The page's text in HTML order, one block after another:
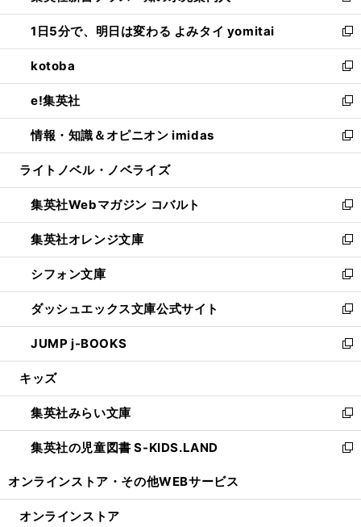
ウ
で
開
く
ン
ド
ウ
で
開
く
ウ
ィ
ン
ド
ウ
で
開
く
し
い
ウ
ィ
ン
ド
ウ
で
開
1日5分で、明日は変わる よみタイ yomitai
新
し
い
ウ
ィ
ン
ド
ウ
開
く
kotoba
新
し
い
ウ
ィ
ン
ウ
で
開
く
e!集英社
新
し
い
ウ
ン
ド
ウ
で
開
く
情報・知識＆オピニオン imidas
新
し
ウ
ィ
ン
ド
ウ
で
開
く
ライトノベル・ノベライズ
集英社Webマガジン コバルト
新
し
い
ウ
ィ
ン
ド
ウ
で
開
集英社オレンジ文庫
新
し
い
ウ
ィ
ン
ド
ウ
開
く
シフォン文庫
新
し
い
ウ
ィ
ン
ウ
で
開
く
ダッシュエックス文庫公式サイト
新
し
い
ウ
ン
ド
ウ
で
JUMP j-BOOKS
新
し
ウ
ィ
ン
ド
開
キッズ
集英社みらい文庫
新
し
い
ン
集英社の児童図書 S-KIDS.LAND
新
ウ
オンラインストア・ その他WEBサービス
オンラインストア